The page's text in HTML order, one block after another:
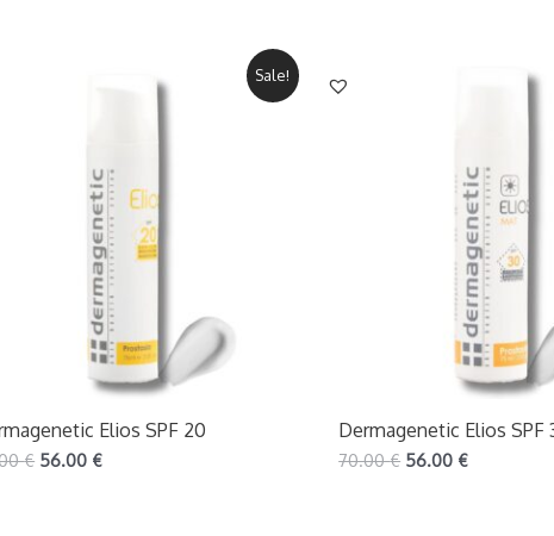
Sale!
Elios SPF 20
€ 56.00 €
Dermagenetic Elios SPF
70.00€ 56.00 €